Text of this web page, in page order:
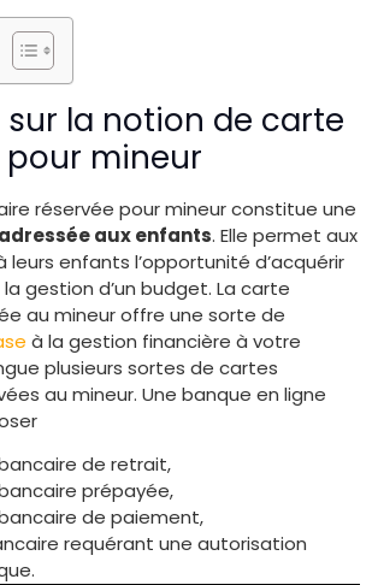
sur la notion de carte
mineur
réservée pour mineur constitue une
aux enfants. Elle permet aux
leurs enfants l’opportunité d’acquérir
gestion d’un budget. La carte
au mineur offre une sorte de
à la gestion financière à votre
plusieurs sortes de cartes
au mineur. Une banque en ligne
de retrait,
prépayée,
de paiement,
requérant une autorisation